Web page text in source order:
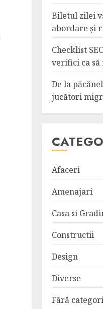
Biletul zilei
abordare și
Checklist
verifici ca
De la
jucători
Afaceri
Amenajari
Casa si
Constructii
Design
Diverse
Fără